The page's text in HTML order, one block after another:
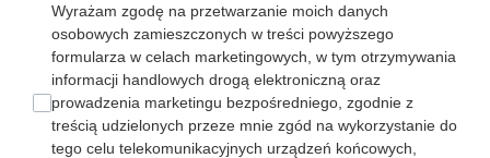
Wyrażam zgodę na przetwarzanie moich danych
osobowych zamieszczonych w treści powyższego
formularza w celach marketingowych, w tym otrzymywania
informacji handlowych drogą elektroniczną oraz
prowadzenia marketingu bezpośredniego, zgodnie z
treścią udzielonych przeze mnie zgód na wykorzystanie do
tego celu telekomunikacyjnych urządzeń końcowych,